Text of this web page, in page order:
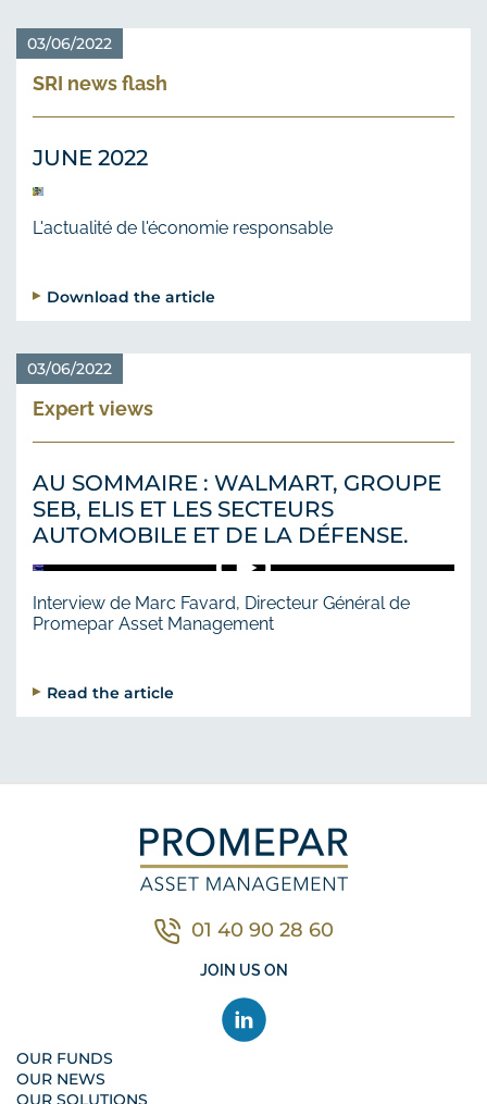
03/06/2022
SRI news flash
JUNE 2022
L'actualité de l'économie responsable
Download the article
03/06/2022
Expert views
AU SOMMAIRE : WALMART, GROUPE
SEB, ELIS ET LES SECTEURS
AUTOMOBILE ET DE LA DÉFENSE.
Interview de Marc Favard, Directeur Général de
Promepar Asset Management
Read the article
01 40 90 28 60
JOIN US ON
OUR FUNDS
OUR NEWS
OUR SOLUTIONS